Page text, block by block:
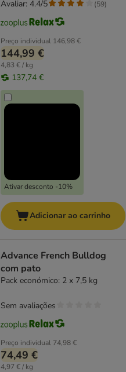
Preço individual 146,98 €
144,99 €
4,83 € / kg
137,74 €
Ativar desconto -10%
Avaliar: 4.4/5 (59)
Adicionar ao carrinho
Advance French Bulldog
com pato
Pack económico: 2 x 7,5 kg
Preço individual 74,98 €
74,49 €
4,97 € / kg
Sem avaliações